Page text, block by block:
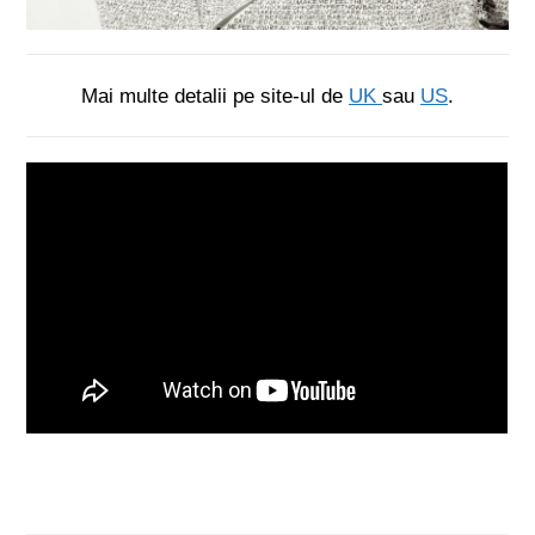
Mai multe detalii pe site-ul de UK sau US.